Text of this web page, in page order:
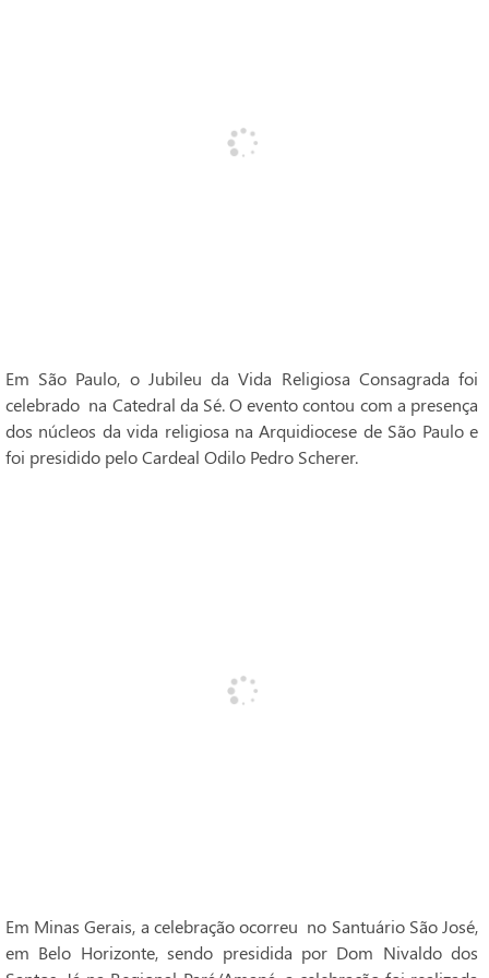
Em São Paulo, o Jubileu da Vida Religiosa Consagrada foi
celebrado na Catedral da Sé. O evento contou com a presença
dos núcleos da vida religiosa na Arquidiocese de São Paulo e
foi presidido pelo Cardeal Odilo Pedro Scherer.
Em Minas Gerais, a celebração ocorreu no Santuário São José,
em Belo Horizonte, sendo presidida por Dom Nivaldo dos